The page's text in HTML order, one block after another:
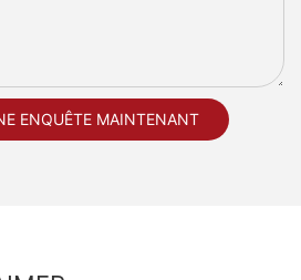
ENQUÊTE MAINTENANT